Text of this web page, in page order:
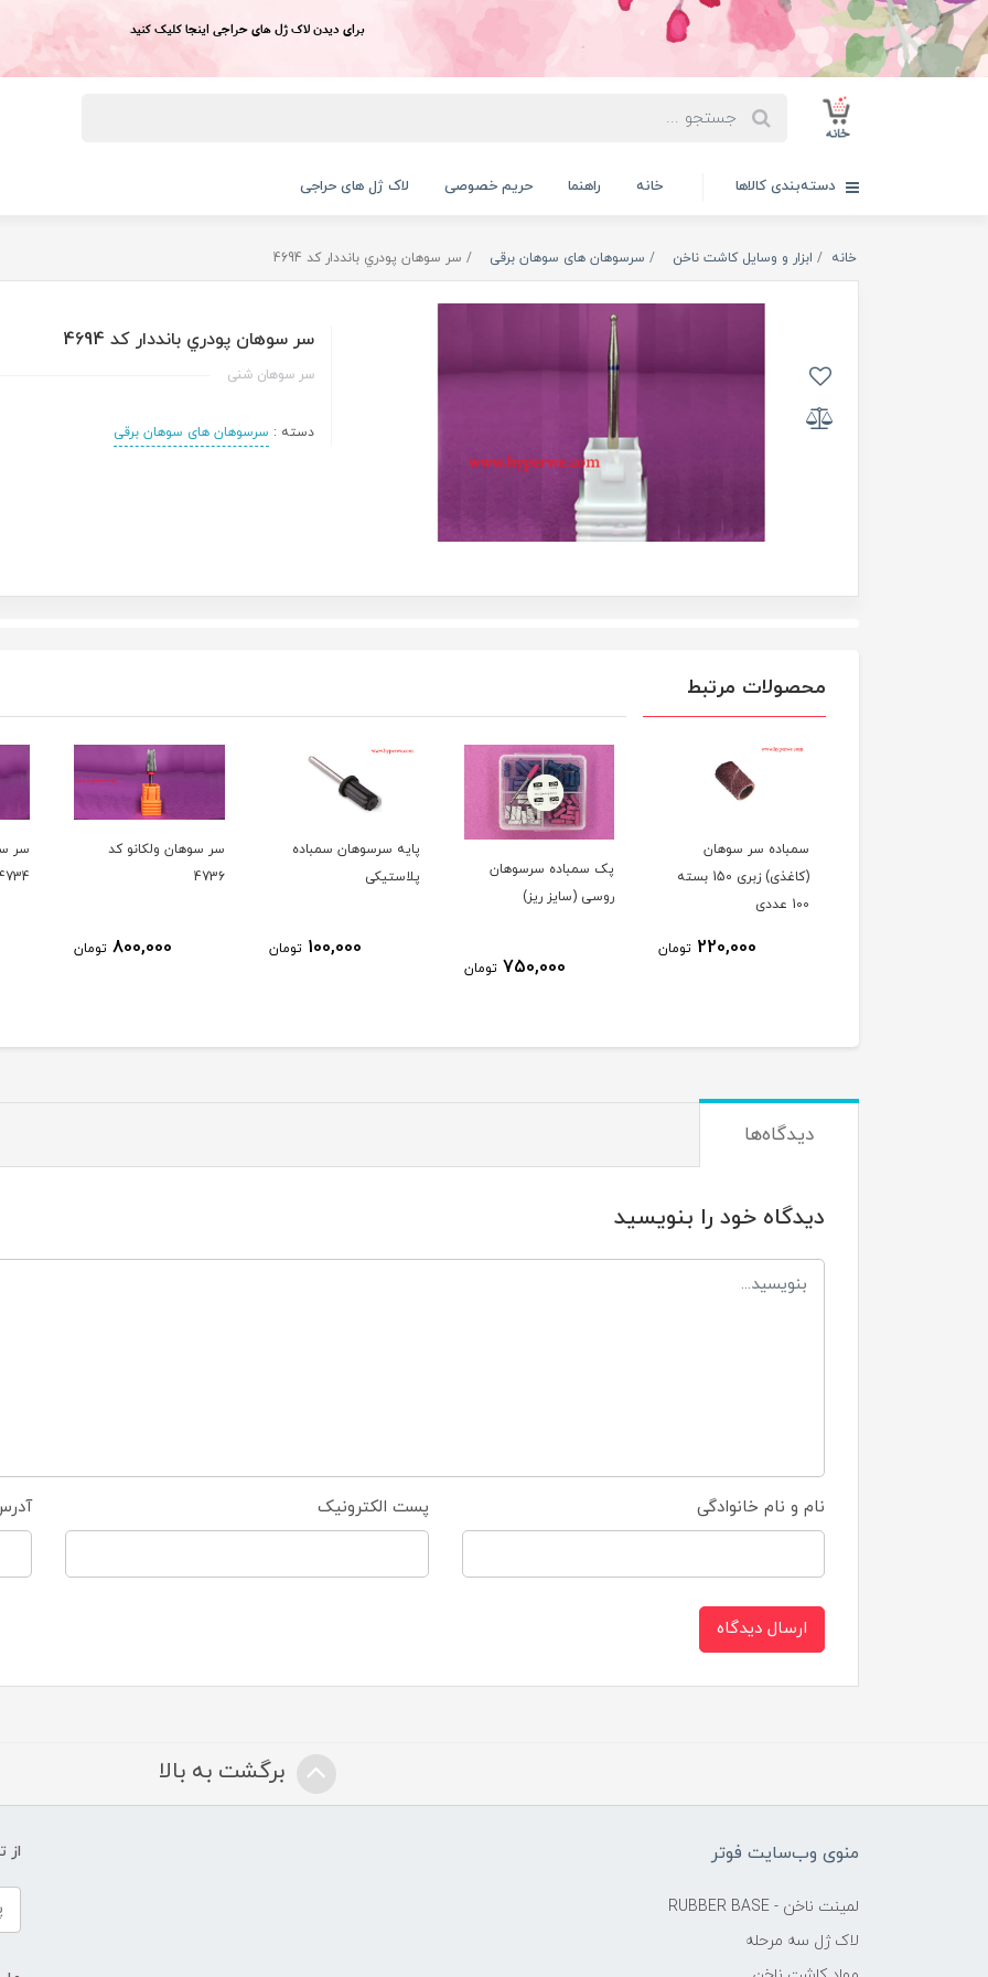
برای دیدن لاک ژل های حراجی اینجا کلیک کنید
دسته‌بندی کالاها خانه راهنما حریم خصوصی لاک ژل های حراجی
خانه ابزار و وسایل کاشت ناخن سرسوهان های سوهان برقی سر سوهان پودري بانددار کد 4694
سر سوهان پودري بانددار کد 4694
سر سوهان شنی
دسته : سرسوهان های سوهان برقی
محصولات مرتبط
پک سمباده سرسوهان
روسی (سایز ریز)
پلاستیکی
سر سوهان ولکانو کد
4736
800,000 تومان
سر سوهان ولکانو کد
4734
800,000 تومان
سر
4713
دیدگاه‌ها
دیدگاه خود را بنویسید
نام و نام خانوادگی پست الکترونیک
ارسال دیدگاه
برگشت به بالا
منوی وب‌سایت فوتر
لمینت ناخن - RUBBER BASE
لاک ژل سه مرحله
از